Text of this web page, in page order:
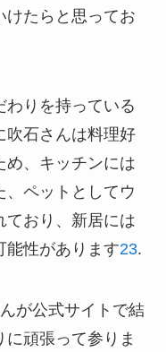
けたらと思ってお
わりを持っている
吹石さんは料理好
め、キッチンには
、ペットとしてウ
ており、新居には
能性があります23.
が公式サイトで結
頑張って参りま